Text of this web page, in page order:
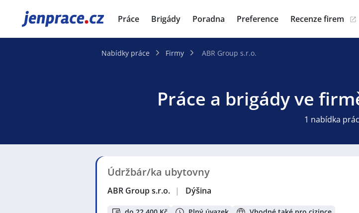
JenPráce.cz Práce Brigády Poradna Preference Recenze firem
Nabídky práce Firmy ABR Group s.r.o.
Práce a brigády ve
1 nabídka
Údržbár/ka ubytovny
ABR Group s.r.o. | Dýšina